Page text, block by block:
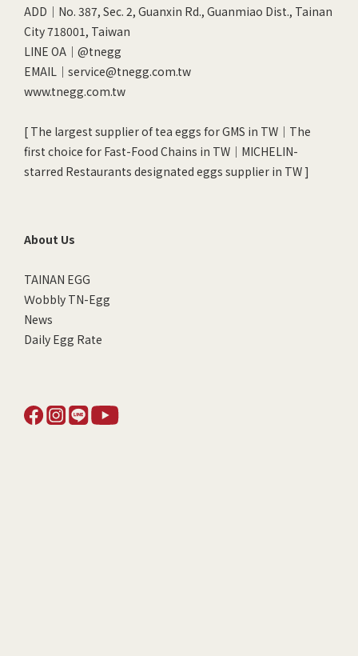
ADD｜No. 387, Sec. 2, Guanxin Rd., Guanmiao Dist., Tainan
City 718001, Taiwan
LINE OA｜ @tnegg
EMAIL｜service@tnegg.com.tw
www.tnegg.com.tw
[ The largest supplier of tea eggs for GMS in TW｜The
first choice for Fast-Food Chains in TW｜MICHELIN-
starred Restaurants designated eggs supplier in TW ]
About Us
TAINAN EGG
Ｗobbly TN-Egg
News
Daily Egg Rate